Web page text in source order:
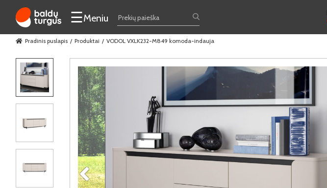
☰Meniu
Pradinis puslapis Produktai VODOL VXLK232-M849 komoda-indauja